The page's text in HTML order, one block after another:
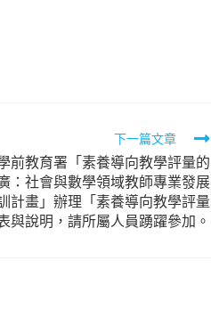
下一篇文章
前教育署「素養導向教學評量的
：社會與數學領域教師專業發展
計畫」辦理「素養導向教學評量
與說明，請所屬人員踴躍參加。